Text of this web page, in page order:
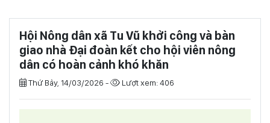
Hội Nông dân xã Tu Vũ khởi công và bàn
giao nhà Đại đoàn kết cho hội viên nông
dân có hoàn cảnh khó khăn
Thứ Bảy, 14/03/2026 - Lượt xem: 406